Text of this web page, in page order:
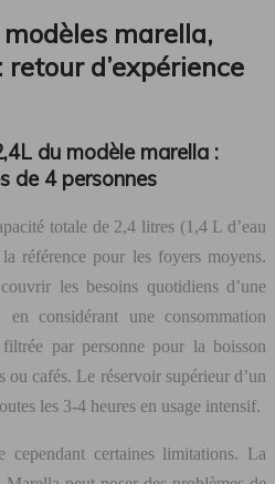
marella,
d’expérience
du modèle marella :
de 4 personnes
totale de 2,4 litres (1,4 L d’eau
référence pour les foyers moyens.
les besoins quotidiens d’une
considérant une consommation
par personne pour la boisson
ou cafés. Le réservoir supérieur d’un
les 3-4 heures en usage intensif.
cependant certaines limitations. La